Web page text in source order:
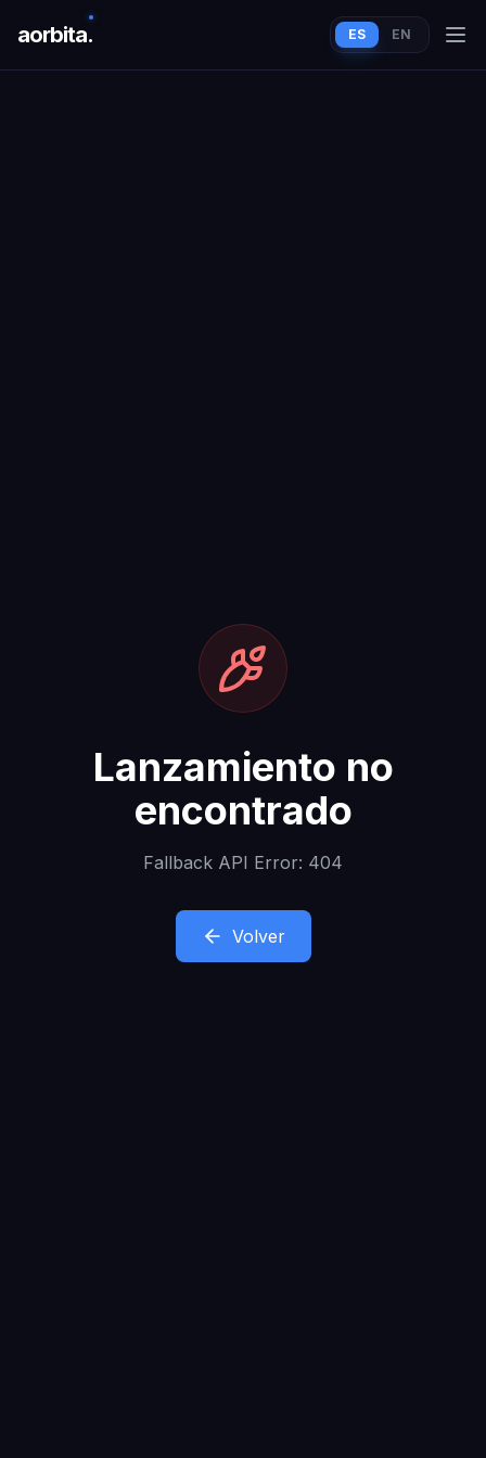
aorbita. ES EN
Lanzamiento no
encontrado
Fallback API Error: 404
Volver